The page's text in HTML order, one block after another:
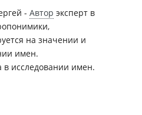
- Автор эксперт в
на значении и
имен.
в исследовании имен.